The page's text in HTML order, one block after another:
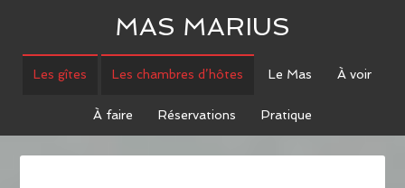
MAS MARIUS
Les gîtes Les chambres d’hôtes Le Mas À voir
À faire Réservations Pratique